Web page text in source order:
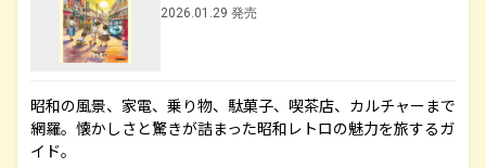
2026.01.29 発売
昭和の風景、家電、乗り物、駄菓子、喫茶店、カルチャーまで
網羅。懐かしさと驚きが詰まった昭和レトロの魅力を旅するガ
イド。